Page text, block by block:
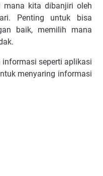
kita dibanjiri oleh
Penting untuk bisa
baik, memilih mana
seperti aplikasi
menyaring informasi